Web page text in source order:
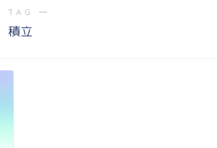
TAG ―
積立